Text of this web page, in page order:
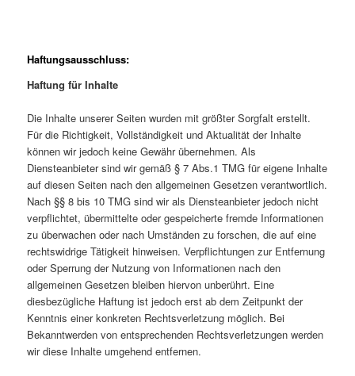
Haftungsausschluss:
Haftung für Inhalte
Die Inhalte unserer Seiten wurden mit größter Sorgfalt erstellt.
Für die Richtigkeit, Vollständigkeit und Aktualität der Inhalte
können wir jedoch keine Gewähr übernehmen. Als
Diensteanbieter sind wir gemäß § 7 Abs.1 TMG für eigene Inhalte
auf diesen Seiten nach den allgemeinen Gesetzen verantwortlich.
Nach §§ 8 bis 10 TMG sind wir als Diensteanbieter jedoch nicht
verpflichtet, übermittelte oder gespeicherte fremde Informationen
zu überwachen oder nach Umständen zu forschen, die auf eine
rechtswidrige Tätigkeit hinweisen. Verpflichtungen zur Entfernung
oder Sperrung der Nutzung von Informationen nach den
allgemeinen Gesetzen bleiben hiervon unberührt. Eine
diesbezügliche Haftung ist jedoch erst ab dem Zeitpunkt der
Kenntnis einer konkreten Rechtsverletzung möglich. Bei
Bekanntwerden von entsprechenden Rechtsverletzungen werden
wir diese Inhalte umgehend entfernen.